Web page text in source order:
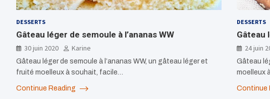
DESSERTS
Gâteau léger de semoule à l’ananas WW
30 juin 2020 Karine
Gâteau léger de semoule à l’ananas WW, un gâteau léger et
fruité moelleux à souhait, facile…
Continue Reading
DESSERTS
Gâteau
24 juin
Gâteau
moelleux
Continue